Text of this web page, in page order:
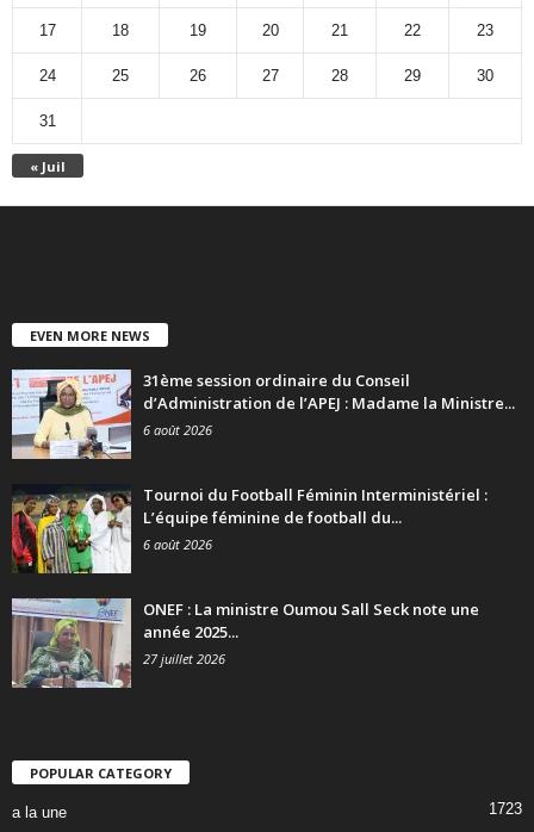
« Juil
17 18 19 20 21 22 23
24 25 26 27 28 29 30
31
EVEN MORE NEWS
31ème session ordinaire du Conseil
d’Administration de l’APEJ : Madame la Ministre...
6 août 2026
Tournoi du Football Féminin Interministériel :
L’équipe féminine de football du...
6 août 2026
ONEF : La ministre Oumou Sall Seck note une
année 2025...
27 juillet 2026
POPULAR CATEGORY
a la une 1723